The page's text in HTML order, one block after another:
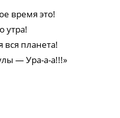
время это!
утра!
планета!
— Ура-а-а!!!»